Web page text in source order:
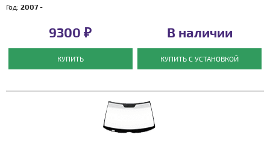
Год: 2007 -
9300 ₽
КУПИТЬ
В наличии
КУПИТЬ С УСТАНОВКОЙ